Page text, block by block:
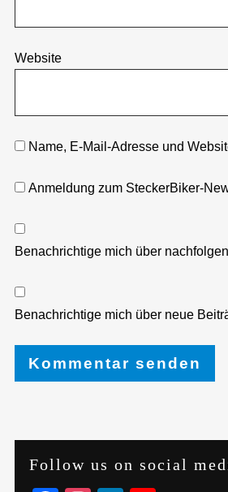
Website
Name, E-Mail-Adresse und
Anmeldung zum SteckerBiker-
Benachrichtige mich über
Benachrichtige mich über neue
Follow us on social